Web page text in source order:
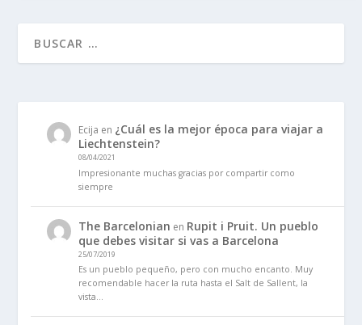
Ecija en ¿Cuál es la mejor época para viajar a
Liechtenstein?
08/04/2021
Impresionante muchas gracias por compartir como
siempre
The Barcelonian en Rupit i Pruit. Un pueblo
que debes visitar si vas a Barcelona
25/07/2019
Es un pueblo pequeño, pero con mucho encanto. Muy
recomendable hacer la ruta hasta el Salt de Sallent, la
vista…